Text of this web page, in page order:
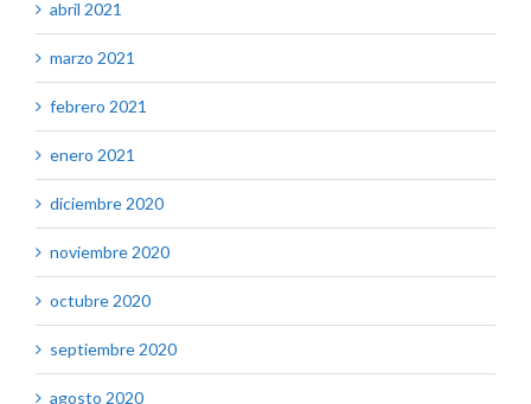
abril 2021
marzo 2021
febrero 2021
enero 2021
diciembre 2020
noviembre 2020
octubre 2020
septiembre 2020
agosto 2020